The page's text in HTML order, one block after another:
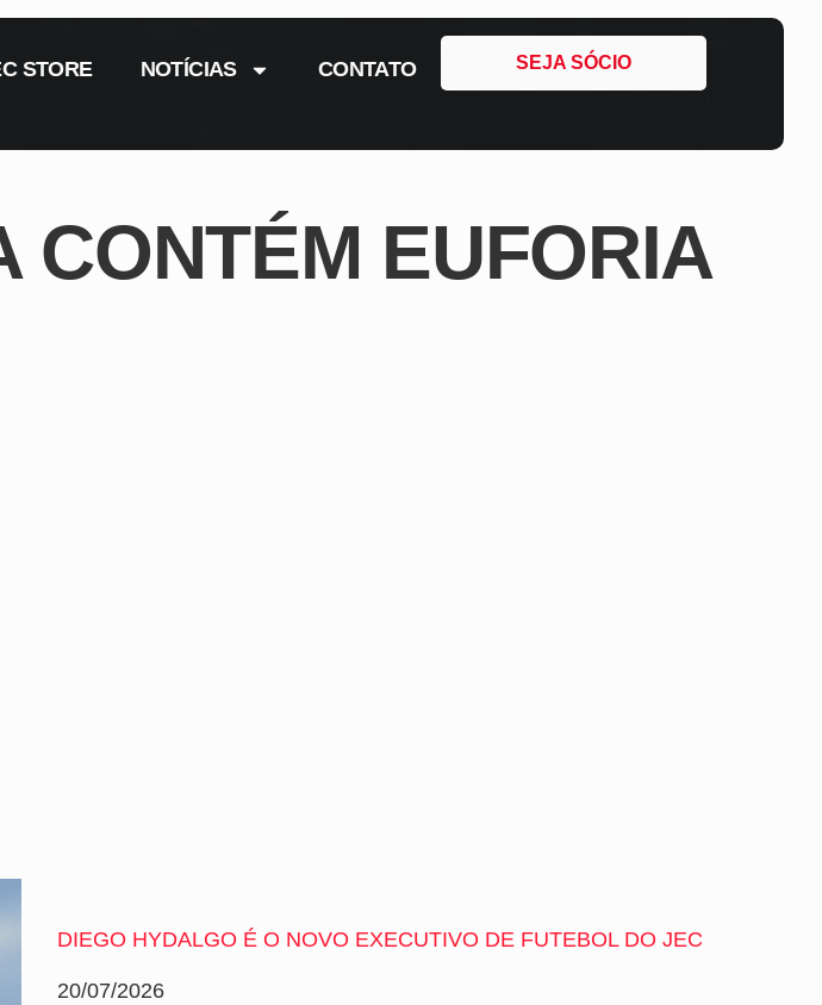
STORE NOTÍCIAS CONTATO SEJA SÓCIO
CONTÉM EUFORIA
DIEGO HYDALGO É O NOVO EXECUTIVO DE FUTEBOL DO JEC
20/07/2026